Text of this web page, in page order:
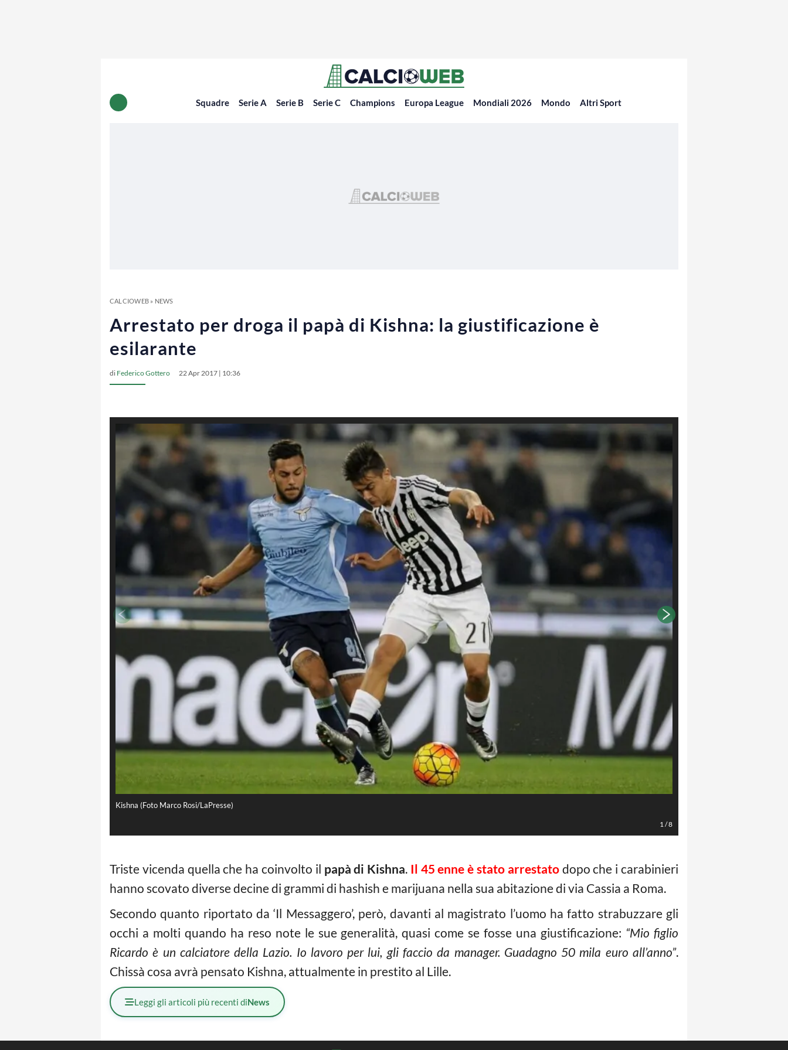
Squadre Serie A Serie B Serie C Champions Europa League Mondiali 2026 Mondo Altri Sport
CALCIOWEB» NEWS
Arrestato per droga il papà di Kishna: la giustificazione è
esilarante
di Federico Gottero 22 Apr 2017 | 10:36
Kishna (Foto Marco Rosi/LaPresse)
1/8
Triste vicenda quella che ha coinvolto il papà di Kishna. Il 45 enne è stato arrestato dopo che i carabinieri
hanno scovato diverse decine di grammi di hashish e marijuana nella sua abitazione di via Cassia a Roma.
Secondo quanto riportato da ‘Il Messaggero’, però, davanti al magistrato l’uomo ha fatto strabuzzare gli
occhi a molti quando ha reso note le sue generalità, quasi come se fosse una giustificazione: “Mio figlio
Ricardo è un calciatore della Lazio. Io lavoro per lui, gli faccio da manager. Guadagno 50 mila euro all’anno”.
Chissà cosa avrà pensato Kishna, attualmente in prestito al Lille.
Leggi gli articoli più recenti diNews